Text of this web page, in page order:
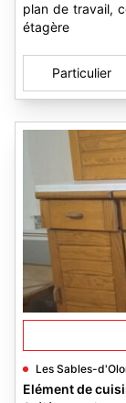
plan de travail,
étagère
Particulier
Les Sables-
Elément de